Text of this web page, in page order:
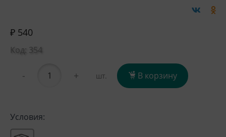
₽ 540
Код: 354
- + шт. В корзину
Условия: